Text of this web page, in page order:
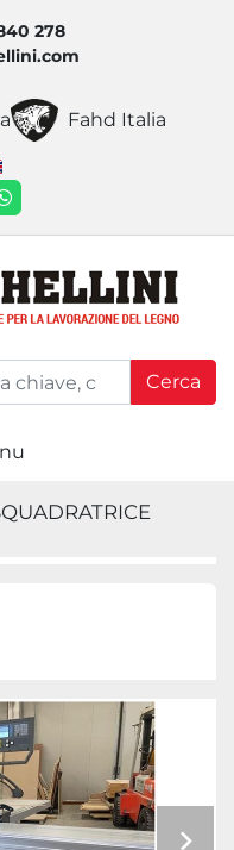
278
Fahd Italia
whatsapp
Cerca